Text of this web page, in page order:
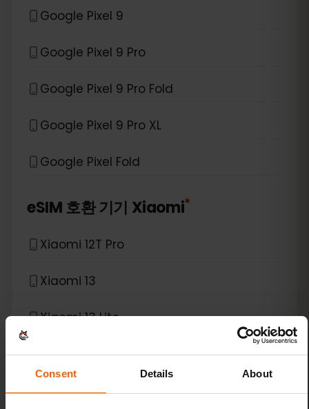
Consent Details About
Google Pixel 9
Google Pixel 9 Pro
Google Pixel 9 Pro Fold
Google Pixel 9 Pro XL
Google Pixel Fold
eSIM 호환 기기 Xiaomi*
Xiaomi 12T Pro
Xiaomi 13
Xiaomi 13 Lite
Xiaomi 13 Pro
Xiaomi 13T Pro